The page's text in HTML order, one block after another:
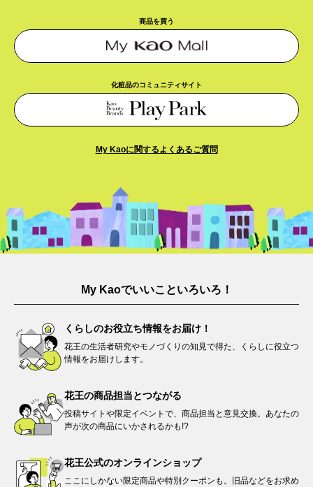
商品を買う
化粧品のコミュニティサイト
My Kaoに関するよくあるご質問​
My Kaoでいいこといろいろ！
くらしのお役立ち情報をお届け！
花王の生活者研究やモノづくりの知見で得た、くらしに役立つ
情報をお届けします。​
花王の商品担当とつながる​
投稿サイトや限定イベントで、商品担当と意見交換。あなたの
声が次の商品にいかされるかも!?
花王公式のオンラインショップ
ここにしかない限定商品や特別クーポンも。旧品などをお求め